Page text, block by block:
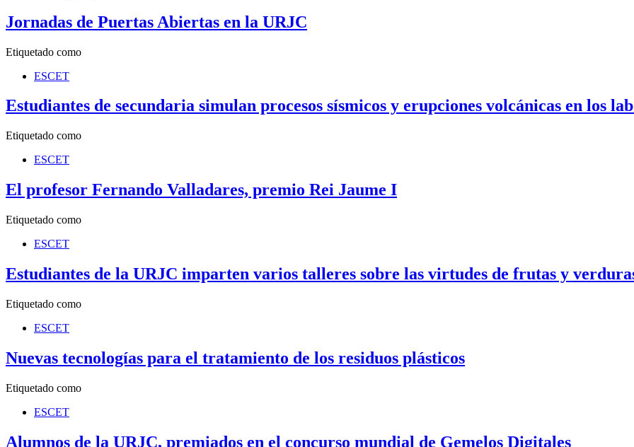
Jornadas de Puertas Abiertas en la URJC
Etiquetado como
ESCET
Estudiantes de secundaria simulan procesos sísmicos y erupciones volcánicas en los
Etiquetado como
ESCET
El profesor Fernando Valladares, premio Rei Jaume I
Etiquetado como
ESCET
Estudiantes de la URJC imparten varios talleres sobre las virtudes de frutas y
Etiquetado como
ESCET
Nuevas tecnologías para el tratamiento de los residuos plásticos
Etiquetado como
ESCET
Alumnos de la URJC, premiados en el concurso mundial de Gemelos Digitales